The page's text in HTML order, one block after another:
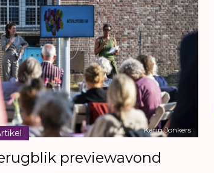
previewavond
Karin Jonkers